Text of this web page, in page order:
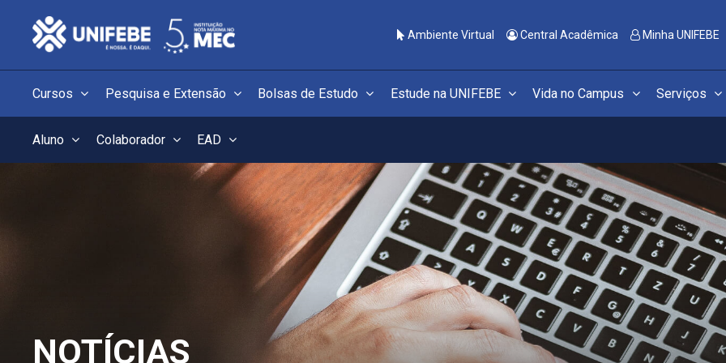
Ambiente Virtual Central Acadêmica Minha UNIFEBE
Cursos Pesquisa e Extensão Bolsas de Estudo Estude na UNIFEBE Vida no Campus Serviços
Aluno Colaborador EAD
NOTÍCIAS